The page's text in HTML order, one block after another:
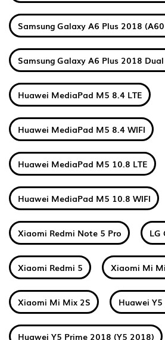
Samsung Galaxy A6 Plus 2018
Samsung Galaxy A6 Plus 2018
Huawei MediaPad M5 8.4 LTE
Huawei MediaPad M5 8.4 WIFI
Huawei MediaPad M5 10.8 LTE
Huawei MediaPad M5 10.8 WIFI
Xiaomi Redmi Note 5 Pro LG
Xiaomi Redmi 5 Xiaomi Mi
Xiaomi Mi Mix 2S Huawei
Huawei Y5 Prime 2018 (Y5 2018)